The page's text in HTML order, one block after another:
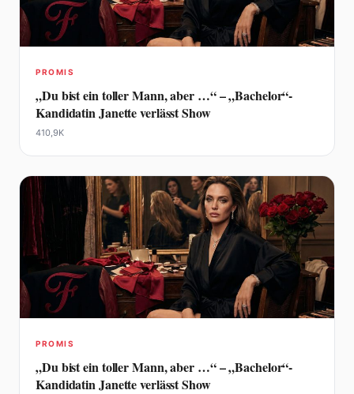
PROMIS
„Du bist ein toller Mann, aber …“ – „Bachelor“-
Kandidatin Janette verlässt Show
410,9K
PROMIS
„Du bist ein toller Mann, aber …“ – „Bachelor“-
Kandidatin Janette verlässt Show